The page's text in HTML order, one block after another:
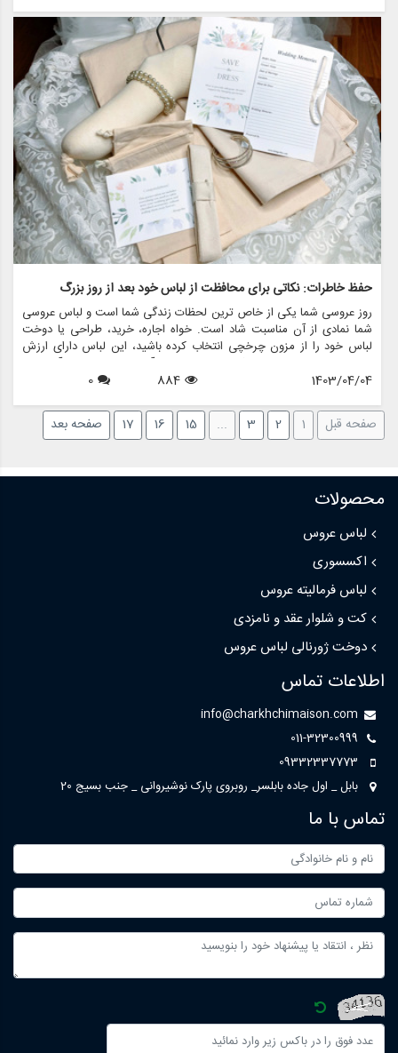
برای روز خاص خود، ضروری است که آداب و دستورالعمل های مربوط به
اجاره لباس عروس را درک کنید. در این راهنمای جامع، همه چیزهایی را که
باید در مورد آداب کرایه لباس عروس بدانید و نحوه انجام این فرآیند با ظرافت
و اطمینان، بررسی خواهیم کرد.
حفظ خاطرات: نکاتی برای محافظت از لباس خود بعد از روز بزرگ
روز عروسی شما یکی از خاص ترین لحظات زندگی شما است و لباس عروسی
شما نمادی از آن مناسبت شاد است. خواه اجاره، خرید، طراحی یا دوخت
لباس خود را از مزون چرخچی انتخاب کرده باشید، این لباس دارای ارزش
احساسی و خاطراتی است که برای سال های آینده دوست دارید آن ها را
گرامی بدارید. برای اطمینان از اینکه لباس شما در شرایط بکر باقی می ماند و
پایان جشن ها از آن مراقبت کنید. در این مقاله، چند نکته تخصصی برای
محافظت از لباس خود بعد از روز بزرگ را بررسی خواهیم کرد.
1403/04/04
884
0
صفحه قبل 1
2
3
...
15
16
17 صفحه بعد
محصولات
لباس عروس
اکسسوری
لباس فرمالیته عروس
کت و شلوار عقد و نامزدی
دوخت ژورنالی لباس عروس
اطلاعات تماس
info@charkhchimaison.com
011-32300999
09332337773
بابل _ اول جاده بابلسر_ روبروی پارک نوشیروانی _ جنب بسیج 20
تماس با ما